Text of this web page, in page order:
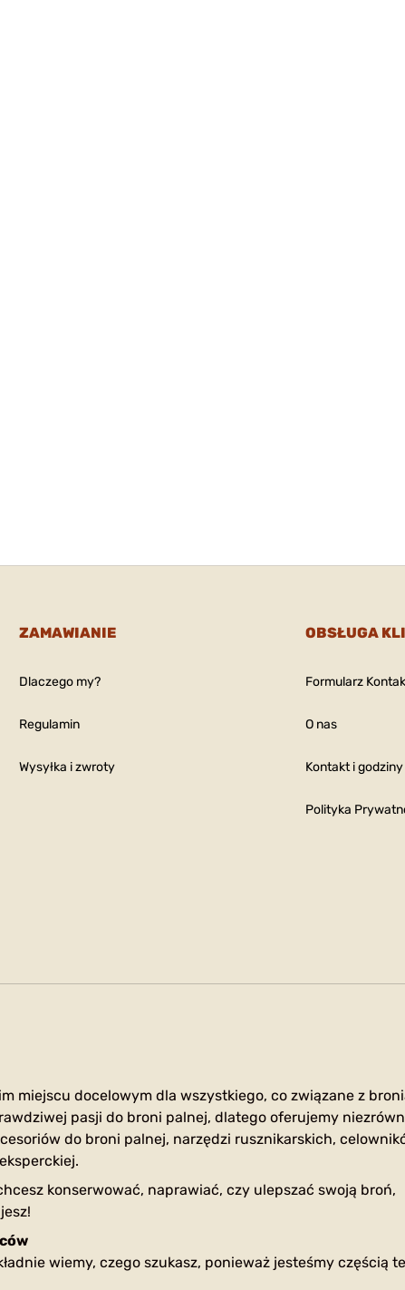
ZAMAWIANIE
Dlaczego my?
Regulamin
Wysyłka i zwroty
OBSŁUGA
Formularz
O nas
Kontakt i
Polityka
miejscu docelowym dla wszystkiego, co związane z
pasji do broni palnej, dlatego oferujemy
do broni palnej, narzędzi rusznikarskich,
konserwować, naprawiać, czy ulepszać swoją broń,
wiemy, czego szukasz, ponieważ jesteśmy częścią